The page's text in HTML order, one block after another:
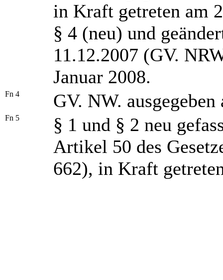
in Kraft getreten am
§ 4 (neu) und
11.12.2007 (GV.
Januar 2008.
Fn 4 GV. NW.
Fn 5
§ 1 und § 2 neu
Artikel 50 des
662), in Kraft